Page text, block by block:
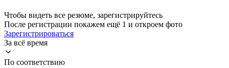
Чтобы видеть все резюме, зарегистрируйтесь
После регистрации покажем ещё 1 и откроем фото
Зарегистрироваться
За всё время
По соответствию